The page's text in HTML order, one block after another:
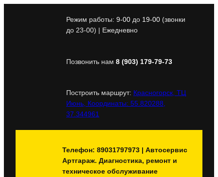
Режим работы: 9-00 до 19-00 (звонки
до 23-00) | Ежедневно
Позвонить нам 8 (903) 179-79-73
Построить маршрут: Красногорск, ТЦ
Июнь, Координаты: 55.820288,
37.344961
Телефон: 89031797973 | Автосервис
Артгараж. Диагностика, ремонт и
техническое обслуживание